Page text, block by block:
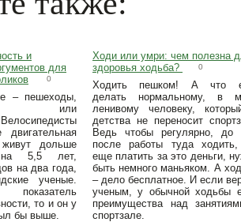
и
для
0
– пешеходы,
или
дольше
на 5,5 лет,
на два года,
ученые.
то и он у
бы выше.
Ходи или умри: чем полезна
здоровья ходьба?
0
Ходить пешком! А что
делать нормальному, в
ленивому человеку,
детства не переносит
Ведь чтобы регулярно, до
после работы туда
еще платить за это деньги,
быть немного маньяком. А
– дело бесплатное. И если
ученым, у обычной ходьбы
преимущества над
спортзале.